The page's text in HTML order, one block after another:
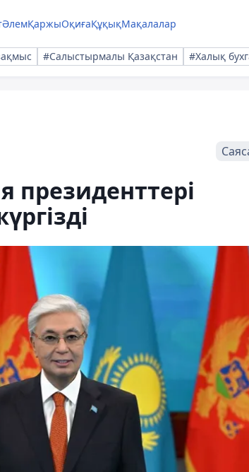
ӘлемҚаржыОқиғаҚұқықМақалалар
#Салыстырмалы Қазақстан #Халық
президенттері